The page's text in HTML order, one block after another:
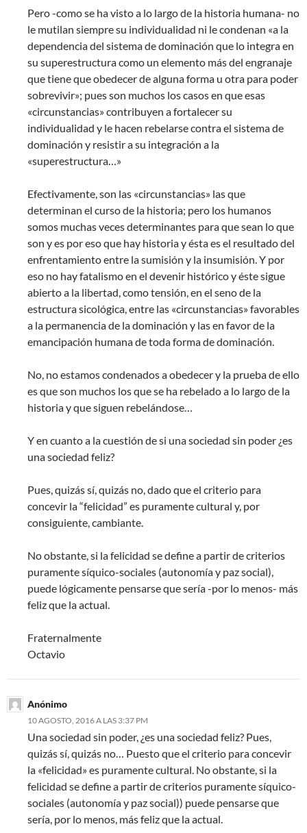
Pero -como se ha visto a lo largo de la historia humana- no
le mutilan siempre su individualidad ni le condenan «a la
dependencia del sistema de dominación que lo integra en
su superestructura como un elemento más del engranaje
que tiene que obedecer de alguna forma u otra para poder
sobrevivir»; pues son muchos los casos en que esas
«circunstancias» contribuyen a fortalecer su
individualidad y le hacen rebelarse contra el sistema de
dominación y resistir a su integración a la
«superestructura…»
Efectivamente, son las «circunstancias» las que
determinan el curso de la historia; pero los humanos
somos muchas veces determinantes para que sean lo que
son y es por eso que hay historia y ésta es el resultado del
enfrentamiento entre la sumisión y la insumisión. Y por
eso no hay fatalismo en el devenir histórico y éste sigue
abierto a la libertad, como tensión, en el seno de la
estructura sicológica, entre las «circunstancias» favorables
a la permanencia de la dominación y las en favor de la
emancipación humana de toda forma de dominación.
No, no estamos condenados a obedecer y la prueba de ello
es que son muchos los que se ha rebelado a lo largo de la
historia y que siguen rebelándose…
Y en cuanto a la cuestión de si una sociedad sin poder ¿es
una sociedad feliz?
Pues, quizás sí, quizás no, dado que el criterio para
concevir la “felicidad” es puramente cultural y, por
consiguiente, cambiante.
No obstante, si la felicidad se define a partir de criterios
puramente síquico-sociales (autonomía y paz social),
puede lógicamente pensarse que sería -por lo menos- más
feliz que la actual.
Fraternalmente
Octavio
Anónimo
10 AGOSTO, 2016 A LAS 3:37 PM
Una sociedad sin poder, ¿es una sociedad feliz? Pues,
quizás sí, quizás no… Puesto que el criterio para concevir
la «felicidad» es puramente cultural. No obstante, si la
felicidad se define a partir de criterios puramente síquico-
sociales (autonomía y paz social)) puede pensarse que
sería, por lo menos, más feliz que la actual.